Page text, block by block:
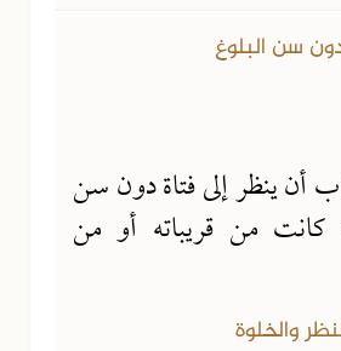
سن البلوغ
أن ينظر إلى فتاة دون سن
كانت من قريباته أو من
والخلوة